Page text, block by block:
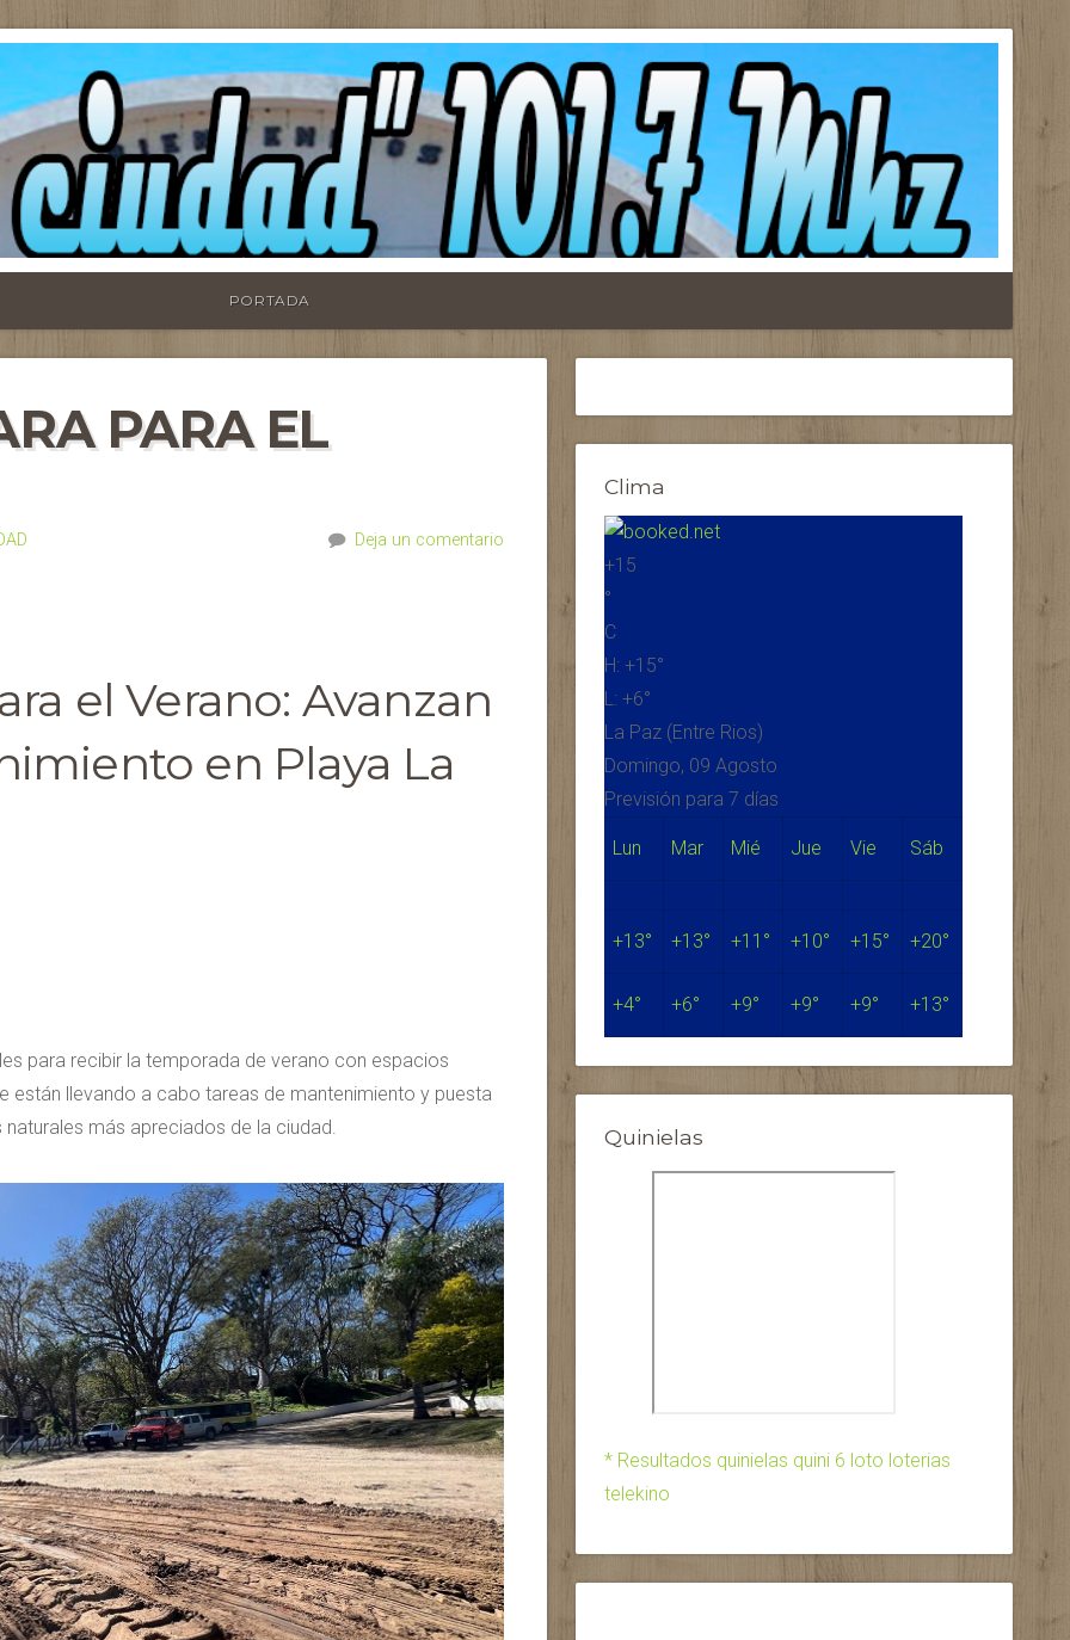
PORTADA
PARA EL
Deja un comentario
el Verano: Avanzan
en Playa La
para recibir la temporada de verano con espacios
están llevando a cabo tareas de mantenimiento y puesta
más apreciados de la ciudad.
Clima
+15
°
C
H: +15°
L: +6°
La Paz (Entre Rios)
Domingo, 09 Agosto
Previsión para 7 días
Lun Mar Mié Jue Vie Sáb
+13° +13° +11° +10° +15° +20°
+4° +6° +9° +9° +9° +13°
Quinielas
* Resultados quinielas quini 6 loto loterias
telekino